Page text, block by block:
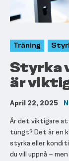
Träning
Styrka
är
April 22, 2025
Är det viktigare
tungt? Det är en
styrka eller
du vill uppnå –